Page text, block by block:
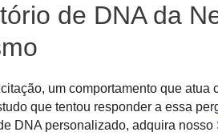
de DNA da
um comportamento que
que tentou responder a essa
DNA personalizado, adquira nosso